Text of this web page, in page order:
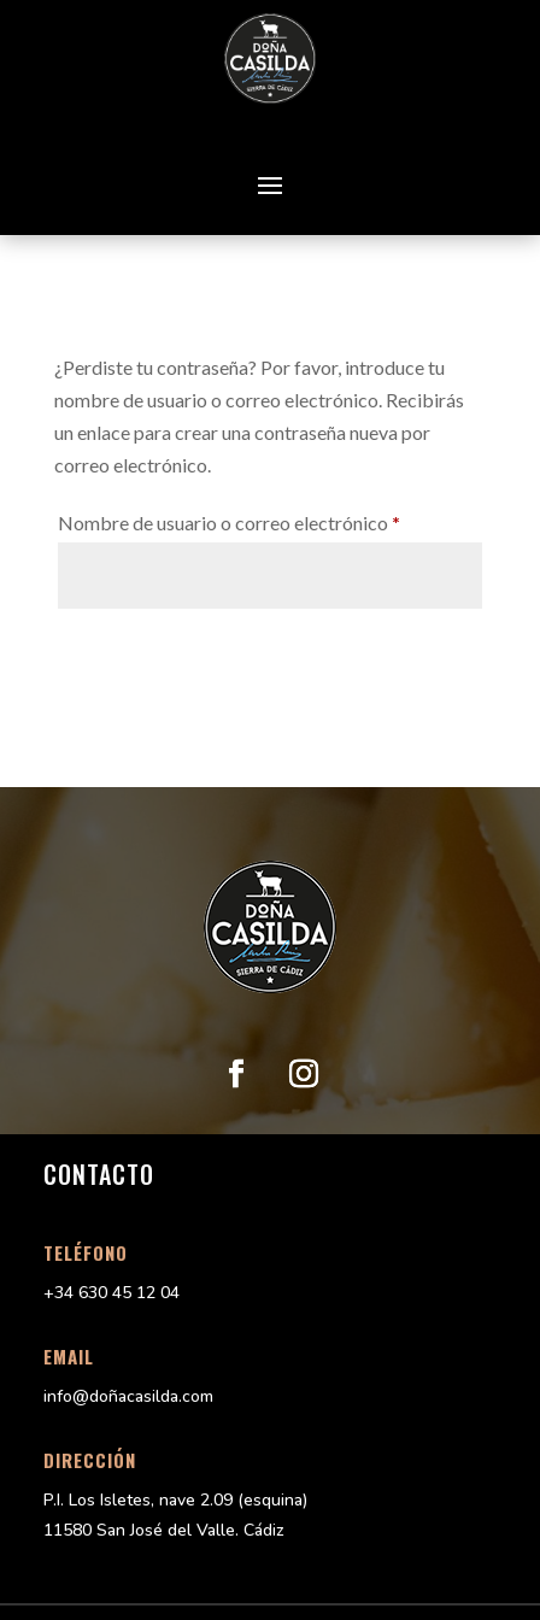
¿Perdiste tu contraseña? Por favor, introduce tu
nombre de usuario o correo electrónico. Recibirás
un enlace para crear una contraseña nueva por
correo electrónico.
Nombre de usuario o correo electrónico *Obligatorio
CONTACTO
TELÉFONO
+34 630 45 12 04
EMAIL
info@doñacasilda.com
DIRECCIÓN
P.I. Los Isletes, nave 2.09 (esquina)
11580 San José del Valle. Cádiz